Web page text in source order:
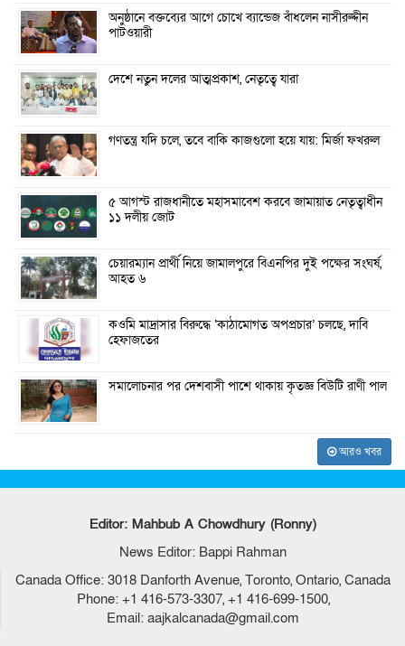
অনুষ্ঠানে বক্তব্যের আগে চোখে ব্যান্ডেজ বাঁধলেন নাসীরুদ্দীন
পাটওয়ারী
দেশে নতুন দলের আত্মপ্রকাশ, নেতৃত্বে যারা
গণতন্ত্র যদি চলে, তবে বাকি কাজগুলো হয়ে যায়: মির্জা ফখরুল
৫ আগস্ট রাজধানীতে মহাসমাবেশ করবে জামায়াত নেতৃত্বাধীন
১১ দলীয় জোট
চেয়ারম্যান প্রার্থী নিয়ে জামালপুরে বিএনপির দুই পক্ষের সংঘর্ষ,
আহত ৬
কওমি মাদ্রাসার বিরুদ্ধে ‘কাঠামোগত অপপ্রচার’ চলছে, দাবি
হেফাজতের
সমালোচনার পর দেশবাসী পাশে থাকায় কৃতজ্ঞ বিউটি রাণী পাল
আরও খবর
Editor: Mahbub A Chowdhury (Ronny)
News Editor: Bappi Rahman
Canada Office: 3018 Danforth Avenue, Toronto, Ontario, Canada
Phone: +1 416-573-3307, +1 416-699-1500,
Email: aajkalcanada@gmail.com